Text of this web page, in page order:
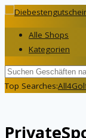
Alle Shops
Kategorien
Top Searches: